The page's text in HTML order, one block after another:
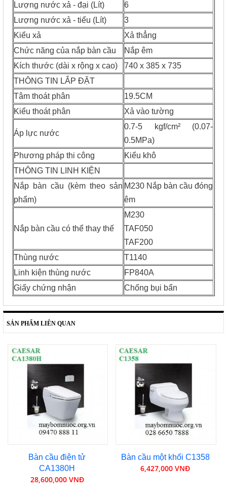
Lượng nước xả - đại (Lít)
6
Lượng nước xả - tiểu (Lít)
3
Kiểu xả
Xả thẳng
Chức năng của nắp bàn cầu
Nắp êm
Kích thước (dài x rộng x cao)
740 x 385 x 735
THÔNG TIN LẮP ĐẶT
Tâm thoát phân
19.5CM
Kiểu thoát phân
Xả vào tường
Áp lực nước
0.7-5 kgf/cm² (0.07-
0.5MPa)
Phương pháp thi công
Kiểu khô
THÔNG TIN LINH KIỆN
Nắp bàn cầu (kèm theo sản
phẩm)
M230 Nắp bàn cầu đóng
êm
Nắp bàn cầu có thể thay thế
M230
TAF050
TAF200
Thùng nước
T1140
Linh kiện thùng nước
FP840A
Giấy chứng nhận
Chống bụi bẩn
SẢN PHẨM LIÊN QUAN
Bàn cầu điện tử
CA1380H
28,600,000 VNĐ
Bàn cầu một khối C1358
6,427,000 VNĐ